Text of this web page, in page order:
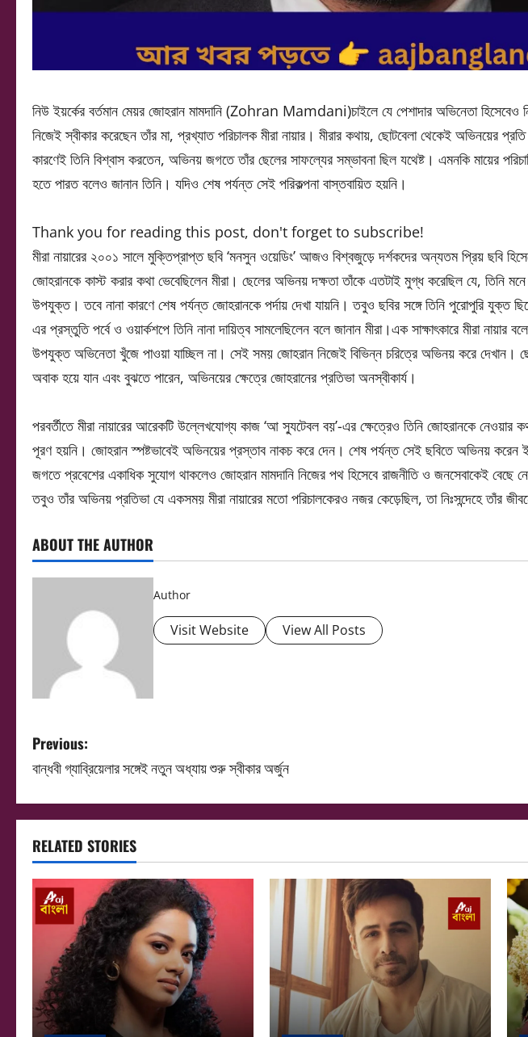
নিউ ইয়র্কের বর্তমান মেয়র জোহরান মামদানি (Zohran Mamdani)চাইলে যে পেশাদার অভিনেতা হিসেবেও
নিজেই স্বীকার করেছেন তাঁর মা, প্রখ্যাত পরিচালক মীরা নায়ার। মীরার কথায়, ছোটবেলা থেকেই অভিনয়ের
কারণেই তিনি বিশ্বাস করতেন, অভিনয় জগতে তাঁর ছেলের সাফল্যের সম্ভাবনা ছিল যথেষ্ট। এমনকি মায়ের
হতে পারত বলেও জানান তিনি। যদিও শেষ পর্যন্ত সেই পরিকল্পনা বাস্তবায়িত হয়নি।
Thank you for reading this post, don't forget to subscribe!
মীরা নায়ারের ২০০১ সালে মুক্তিপ্রাপ্ত ছবি ‘মনসুন ওয়েডিং’ আজও বিশ্বজুড়ে দর্শকদের অন্যতম প্রিয় ছবি
জোহরানকে কাস্ট করার কথা ভেবেছিলেন মীরা। ছেলের অভিনয় দক্ষতা তাঁকে এতটাই মুগ্ধ করেছিল যে, তিনি
উপযুক্ত। তবে নানা কারণে শেষ পর্যন্ত জোহরানকে পর্দায় দেখা যায়নি। তবুও ছবির সঙ্গে তিনি পুরোপুরি যুক্ত
এর প্রস্তুতি পর্বে ও ওয়ার্কশপে তিনি নানা দায়িত্ব সামলেছিলেন বলে জানান মীরা।এক সাক্ষাৎকারে মীরা
উপযুক্ত অভিনেতা খুঁজে পাওয়া যাচ্ছিল না। সেই সময় জোহরান নিজেই বিভিন্ন চরিত্রে অভিনয় করে দেখান।
অবাক হয়ে যান এবং বুঝতে পারেন, অভিনয়ের ক্ষেত্রে জোহরানের প্রতিভা অনস্বীকার্য।
পরবর্তীতে মীরা নায়ারের আরেকটি উল্লেখযোগ্য কাজ ‘আ স্যুটেবল বয়’-এর ক্ষেত্রেও তিনি জোহরানকে নেওয়ার
পূরণ হয়নি। জোহরান স্পষ্টভাবেই অভিনয়ের প্রস্তাব নাকচ করে দেন। শেষ পর্যন্ত সেই ছবিতে অভিনয় করেন
জগতে প্রবেশের একাধিক সুযোগ থাকলেও জোহরান মামদানি নিজের পথ হিসেবে রাজনীতি ও জনসেবাকেই বেছে
তবুও তাঁর অভিনয় প্রতিভা যে একসময় মীরা নায়ারের মতো পরিচালকেরও নজর কেড়েছিল, তা নিঃসন্দেহে তাঁর
ABOUT THE AUTHOR
Author
Visit Website View All Posts
P
o
s
t
n
a
v
i
g
Previous:
বান্ধবী গ্যাব্রিয়েলার সঙ্গেই নতুন অধ্যায় শুরু স্বীকার অর্জুন
RELATED STORIES